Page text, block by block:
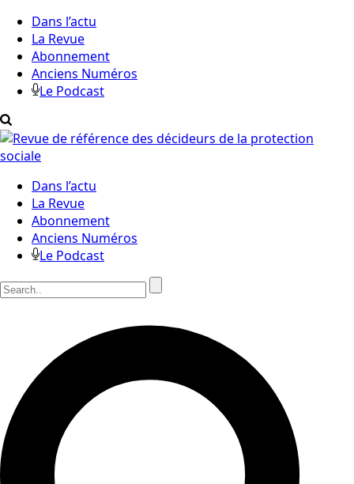
Dans l’actu
La Revue
Abonnement
Anciens Numéros
Le Podcast
Dans l’actu
La Revue
Abonnement
Anciens Numéros
Le Podcast